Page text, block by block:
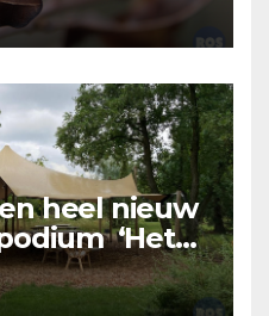
heel nieuw
‘Het
Landelijke
D’n